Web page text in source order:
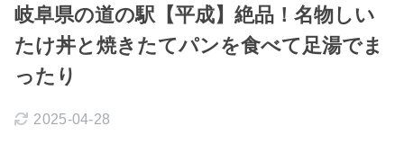
岐阜県の道の駅【平成】絶品！名物しい
たけ丼と焼きたてパンを食べて足湯でま
ったり
2025-04-28